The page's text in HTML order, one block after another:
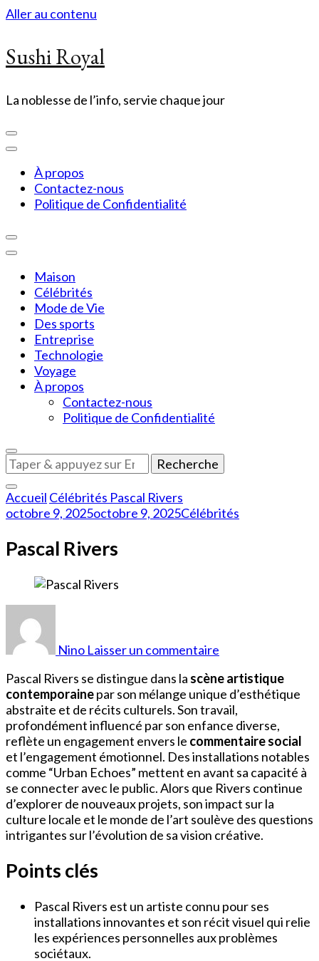
Aller au contenu
Sushi Royal
La noblesse de l’info, servie chaque jour
À propos
Contactez-nous
Politique de Confidentialité
Maison
Célébrités
Mode de Vie
Des sports
Entreprise
Technologie
Voyage
À propos
Contactez-nous
Politique de Confidentialité
Vous
recherchiez
quelque
chose
?
Accueil Célébrités Pascal Rivers
octobre 9, 2025octobre 9, 2025Célébrités
Pascal Rivers
Nino Laisser un commentaire
Pascal Rivers se distingue dans la scène artistique
contemporainepar son mélange unique d’esthétique
abstraite et de récits culturels. Son travail,
profondément influencé par son enfance diverse,
reflète un engagement envers le commentaire social
et l’engagement émotionnel. Des installations notables
comme “Urban Echoes” mettent en avant sa capacité à
se connecter avec le public. Alors que Rivers continue
d’explorer de nouveaux projets, son impact sur la
culture locale et le monde de l’art soulève des questions
intrigantes sur l’évolution de sa vision créative.
Points clés
Pascal Rivers est un artiste connu pour ses
installations innovantes et son récit visuel qui relie
les expériences personnelles aux problèmes
sociétaux.